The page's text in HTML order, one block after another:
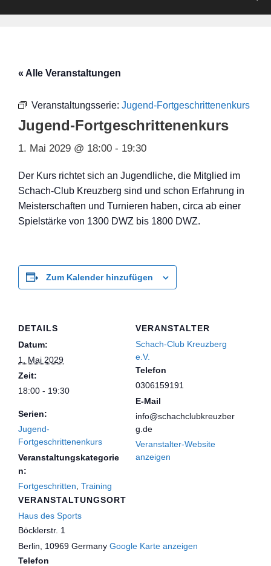
« Alle Veranstaltungen
Veranstaltungsserie: Jugend-Fortgeschrittenenkurs
Jugend-Fortgeschrittenenkurs
1. Mai 2029 @ 18:00 - 19:30
Der Kurs richtet sich an Jugendliche, die Mitglied im
Schach-Club Kreuzberg sind und schon Erfahrung in
Meisterschaften und Turnieren haben, circa ab einer
Spielstärke von 1300 DWZ bis 1800 DWZ.
Zum Kalender hinzufügen
DETAILS
Datum:
1. Mai 2029
Zeit:
18:00 - 19:30
Serien:
Jugend-
Fortgeschrittenenkurs
Veranstaltungskategorie
n:
Fortgeschritten Training
VERANSTALTUNGSORT
Haus des Sports
Böcklerstr. 1
Berlin
10969 Germany Google Karte anzeigen
Telefon
VERANSTALTER
Schach-Club Kreuzberg
e.V.
Telefon
0306159191
E-Mail
info@schachclubkreuzber
g.de
Veranstalter-Website
anzeigen